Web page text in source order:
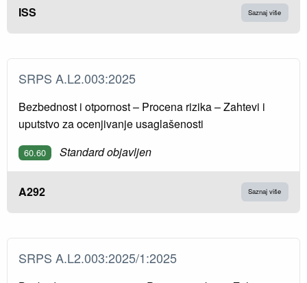
ISS Saznaj više
SRPS A.L2.003:2025
Bezbednost i otpornost – Procena rizika – Zahtevi i
uputstvo za ocenjivanje usaglašenosti
60.60 Standard objavljen
A292 Saznaj više
SRPS A.L2.003:2025/1:2025